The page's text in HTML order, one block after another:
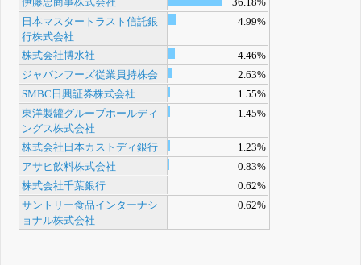
日本マスタートラスト信託銀
行株式会社
4.99%
株式会社博水社
4.46%
ジャパンフーズ従業員持株会
2.63%
SMBC日興証券株式会社
1.55%
東洋製罐グループホールディ
ングス株式会社
1.45%
株式会社日本カストディ銀行
1.23%
アサヒ飲料株式会社
0.83%
株式会社千葉銀行
0.62%
サントリー食品インターナシ
ョナル株式会社
0.62%